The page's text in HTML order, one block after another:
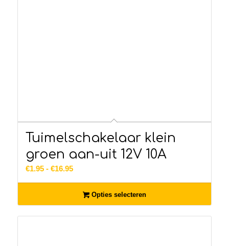
Tuimelschakelaar klein
groen aan-uit 12V 10A
€1.95 - €16.95Prijsklasse:
€16.95
Opties selecteren